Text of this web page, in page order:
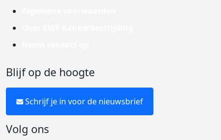
Blijf op de hoogte
Schrijf je in voor de nieuwsbrief
Volg ons